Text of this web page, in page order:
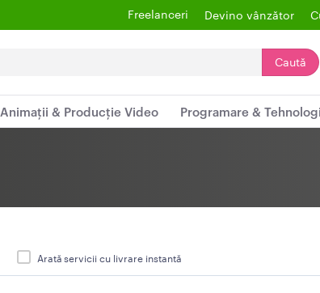
Freelanceri Devino vânzător
Caută
Animații & Producție Video Programare &
Arată servicii cu livrare instantă